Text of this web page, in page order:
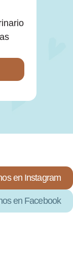
en Instagram
en Facebook